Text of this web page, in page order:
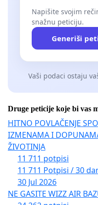
Napišite svojim
snažnu peticiju.
Generiši
Vaši podaci ostaju
Druge peticije koje bi vas
HITNO POVLAČENJE
IZMENAMA I
ŽIVOTINJA
11 711 potpisi
11 711 Potpisi / 30
30 Jul 2026
NE GASITE WIZZ AIR